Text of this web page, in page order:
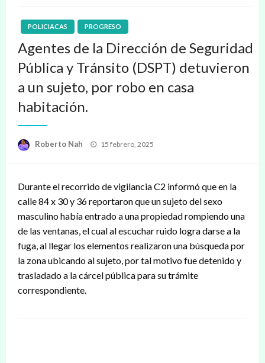
POLICIACAS PROGRESO
Agentes de la Dirección de Seguridad
Pública y Tránsito (DSPT) detuvieron
a un sujeto, por robo en casa
habitación.
Roberto Nah
Publicado
15 febrero, 2025
Durante el recorrido de vigilancia C2 informó que en la
calle 84 x 30 y 36 reportaron que un sujeto del sexo
masculino había entrado a una propiedad rompiendo una
de las ventanas, el cual al escuchar ruido logra darse a la
fuga, al llegar los elementos realizaron una búsqueda por
la zona ubicando al sujeto, por tal motivo fue detenido y
trasladado a la cárcel pública para su trámite
correspondiente.